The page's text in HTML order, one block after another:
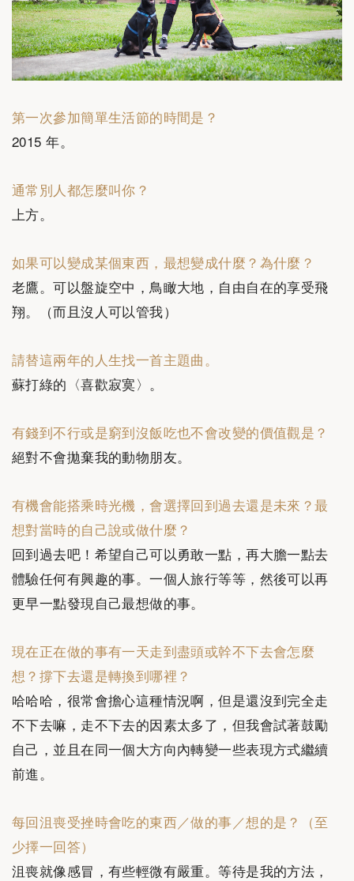
第一次參加簡單生活節的時間是？
2015 年。
通常別人都怎麼叫你？
上方。
如果可以變成某個東西，最想變成什麼？為什麼？
老鷹。可以盤旋空中，鳥瞰大地，自由自在的享受飛
翔。（而且沒人可以管我）
請替這兩年的人生找一首主題曲。
蘇打綠的〈喜歡寂寞〉。
有錢到不行或是窮到沒飯吃也不會改變的價值觀是？
絕對不會拋棄我的動物朋友。
有機會能搭乘時光機，會選擇回到過去還是未來？最
想對當時的自己說或做什麼？
回到過去吧！希望自己可以勇敢一點，再大膽一點去
體驗任何有興趣的事。一個人旅行等等，然後可以再
更早一點發現自己最想做的事。
現在正在做的事有一天走到盡頭或幹不下去會怎麼
想？撐下去還是轉換到哪裡？
哈哈哈，很常會擔心這種情況啊，但是還沒到完全走
不下去嘛，走不下去的因素太多了，但我會試著鼓勵
自己，並且在同一個大方向內轉變一些表現方式繼續
前進。
每回沮喪受挫時會吃的東西／做的事／想的是？（至
少擇一回答）
沮喪就像感冒，有些輕微有嚴重。等待是我的方法，